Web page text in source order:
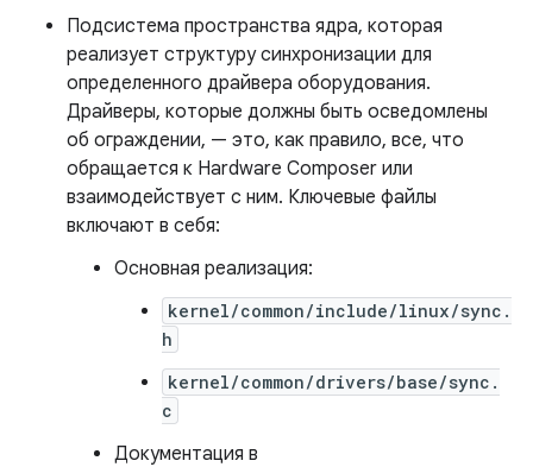
Подсистема пространства ядра, которая
реализует структуру синхронизации для
определенного драйвера оборудования.
Драйверы, которые должны быть осведомлены
об ограждении, — это, как правило, все, что
обращается к Hardware Composer или
взаимодействует с ним. Ключевые файлы
включают в себя:
Основная реализация:
kernel/common/include/linux/sync.
h
kernel/common/drivers/base/sync.
c
Документация в